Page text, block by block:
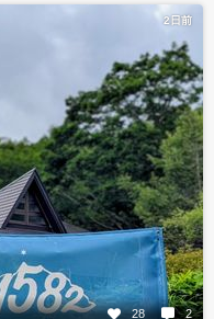
2日前
28 2